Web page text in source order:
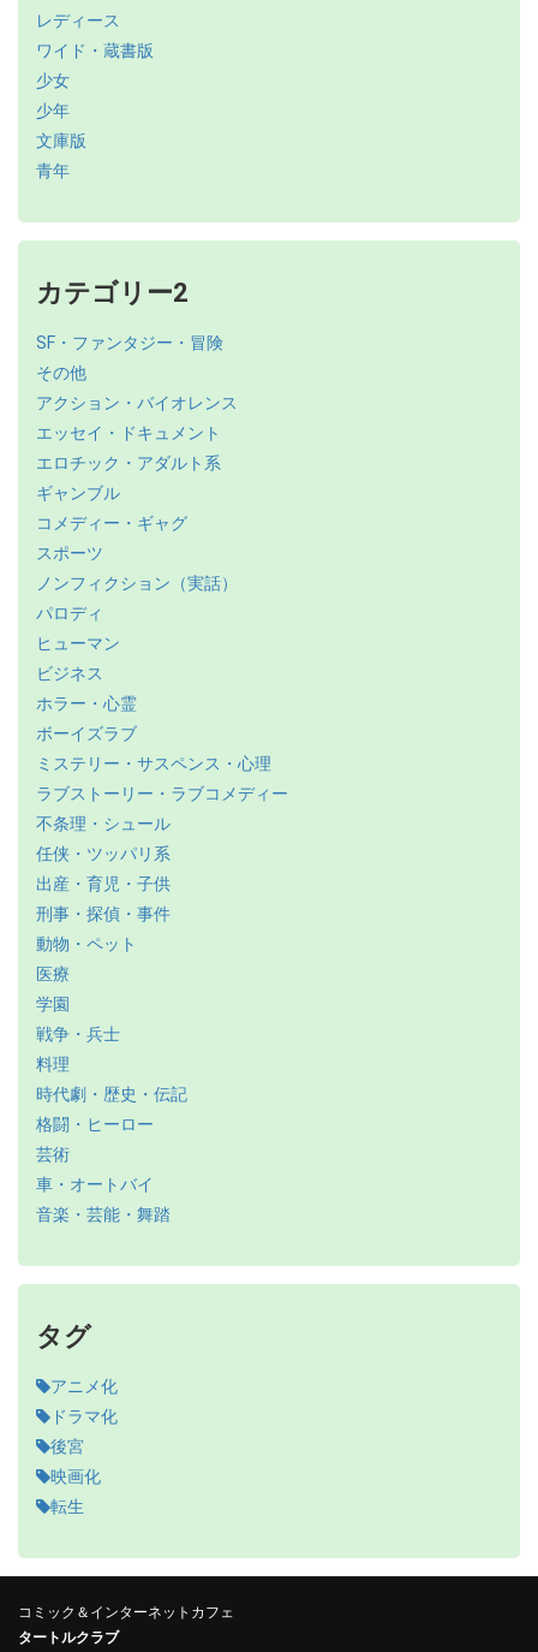
レディース
ワイド・蔵書版
少女
少年
文庫版
青年
カテゴリー2
SF・ファンタジー・冒険
その他
アクション・バイオレンス
エッセイ・ドキュメント
エロチック・アダルト系
ギャンブル
コメディー・ギャグ
スポーツ
ノンフィクション（実話）
パロディ
ヒューマン
ビジネス
ホラー・心霊
ボーイズラブ
ミステリー・サスペンス・心理
ラブストーリー・ラブコメディー
不条理・シュール
任侠・ツッパリ系
出産・育児・子供
刑事・探偵・事件
動物・ペット
医療
学園
戦争・兵士
料理
時代劇・歴史・伝記
格闘・ヒーロー
芸術
車・オートバイ
音楽・芸能・舞踏
タグ
アニメ化
ドラマ化
後宮
映画化
転生
コミック＆インターネットカフェ
タートルクラブ